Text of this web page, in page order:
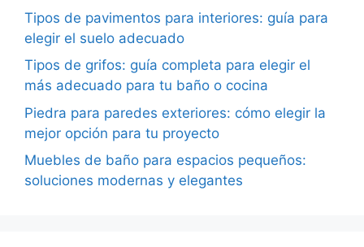
Tipos de pavimentos para interiores: guía para
elegir el suelo adecuado
Tipos de grifos: guía completa para elegir el
más adecuado para tu baño o cocina
Piedra para paredes exteriores: cómo elegir la
mejor opción para tu proyecto
Muebles de baño para espacios pequeños:
soluciones modernas y elegantes